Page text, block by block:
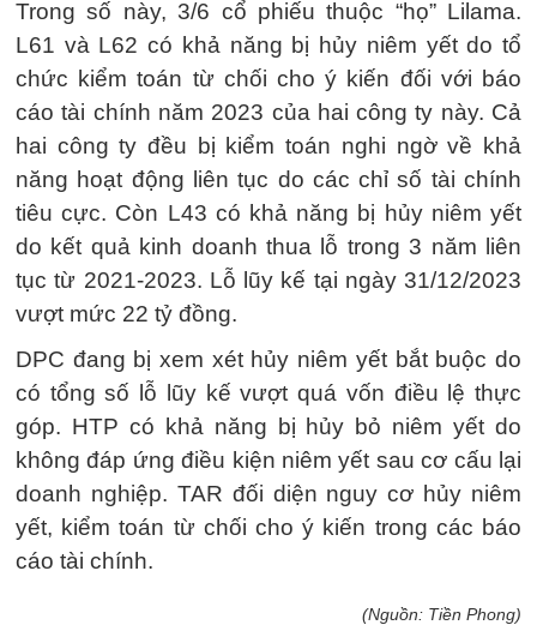
Trong số này, 3/6 cổ phiếu thuộc “họ” Lilama.
L61 và L62 có khả năng bị hủy niêm yết do tổ
chức kiểm toán từ chối cho ý kiến đối với báo
cáo tài chính năm 2023 của hai công ty này. Cả
hai công ty đều bị kiểm toán nghi ngờ về khả
năng hoạt động liên tục do các chỉ số tài chính
tiêu cực. Còn L43 có khả năng bị hủy niêm yết
do kết quả kinh doanh thua lỗ trong 3 năm liên
tục từ 2021-2023. Lỗ lũy kế tại ngày 31/12/2023
vượt mức 22 tỷ đồng.
DPC đang bị xem xét hủy niêm yết bắt buộc do
có tổng số lỗ lũy kế vượt quá vốn điều lệ thực
góp. HTP có khả năng bị hủy bỏ niêm yết do
không đáp ứng điều kiện niêm yết sau cơ cấu lại
doanh nghiệp. TAR đối diện nguy cơ hủy niêm
yết, kiểm toán từ chối cho ý kiến trong các báo
cáo tài chính.
(Nguồn: Tiền Phong)